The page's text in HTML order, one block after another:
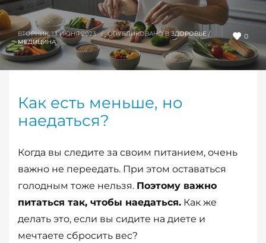
0
ВТОРНИК, 13 ИЮНЯ 2023 / ОПУБЛИКОВАНО ВЗДОРОВЬЕ /
МЕДИЦИНА
Как есть меньше, но
наедаться?
Когда вы следите за своим питанием, очень
важно не переедать. При этом оставаться
голодным тоже нельзя. Поэтому важно
питаться так, чтобы наедаться. Как же
делать это, если вы сидите на диете и
мечтаете сбросить вес?